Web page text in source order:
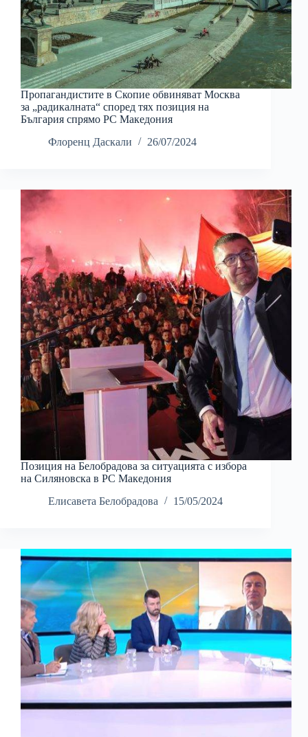
Пропагандистите в Скопие обвиняват Москва
за „радикалната“ според тях позиция на
България спрямо РС Македония
Флоренц Даскали
26/07/2024
Позиция на Белобрадова за ситуацията с избора
на Силяновска в РС Македония
Елисавета Белобрадова
15/05/2024